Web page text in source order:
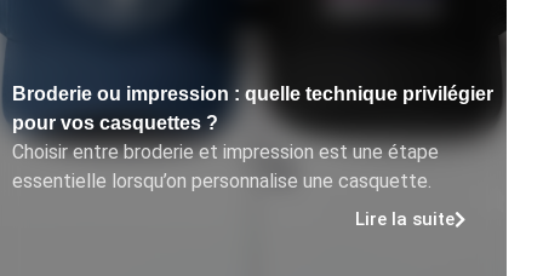
Broderie ou impression : quelle technique privilégier
pour vos casquettes ?
Choisir entre broderie et impression est une étape
essentielle lorsqu’on personnalise une casquette.
Lire la suite